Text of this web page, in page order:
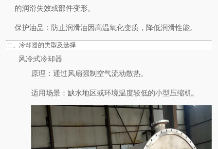
的润滑失效或部件变形。
保护油品 ：防止润滑油因高温氧化变质，降低润滑性能。
二、冷却器的类型及选择
风冷式冷却器
原理 ：通过风扇强制空气流动散热。
适用场景 ：缺水地区或环境温度较低的小型压缩机。